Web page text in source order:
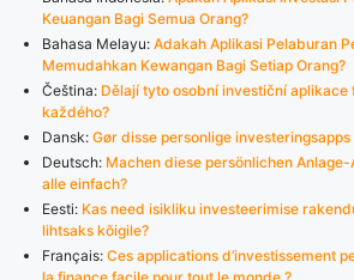
Keuangan Bagi Semua Orang?
Bahasa Melayu: Adakah Aplikasi Pelaburan
Memudahkan Kewangan Bagi Setiap Orang?
Čeština: Dělají tyto osobní investiční aplikace
každého?
Dansk: Gør disse personlige
Deutsch: Machen diese persönlichen
alle einfach?
Eesti: Kas need isikliku investeerimise
lihtsaks kõigile?
Français: Ces applications d’investissement